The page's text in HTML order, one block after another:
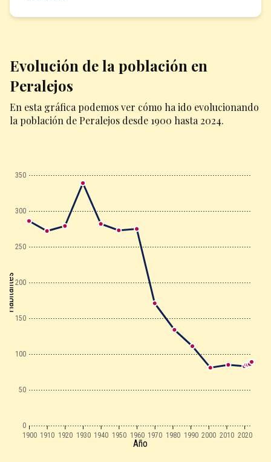
Evolución de la población en
Peralejos
En esta gráfica podemos ver cómo ha ido evolucionando
la población de Peralejos desde 1900 hasta 2024.
1900 1910 1920 1930 1940 1950 1960 1970 1980 1990 2000 2010 2020
0
50
100
150
200
250
300
350
Año
Habitantes